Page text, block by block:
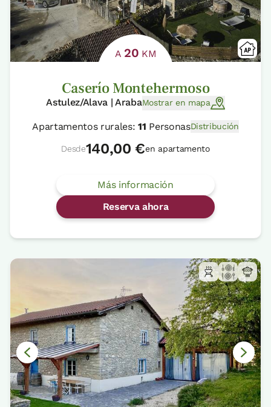
A 20 KM
Caserío Montehermoso
Astulez/Alava | ArabaMostrar en mapa
Apartamentos rurales:11 PersonasDistribución
Desde140,00 €en apartamento
Más información
Reserva ahora